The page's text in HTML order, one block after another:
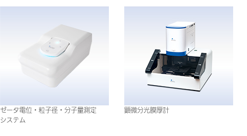
ゼータ電位・粒子径・分子量測定
システム
顕微分光膜厚計